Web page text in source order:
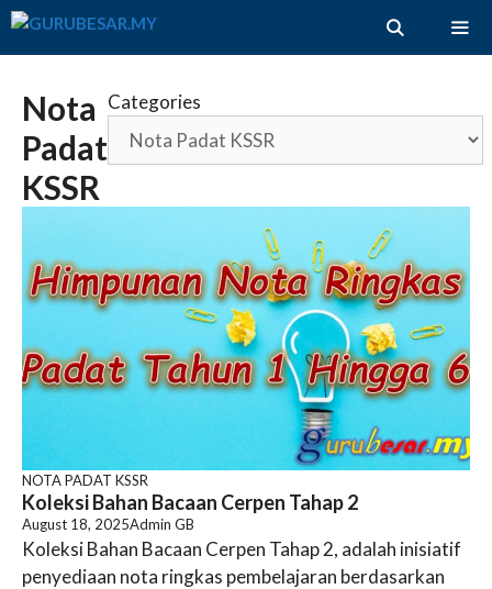
Skip
Nota
Padat
KSSR
Categories
NOTA PADAT KSSR
Koleksi Bahan Bacaan Cerpen Tahap 2
August 18, 2025Admin GB
Koleksi Bahan Bacaan Cerpen Tahap 2, adalah inisiatif
penyediaan nota ringkas pembelajaran berdasarkan